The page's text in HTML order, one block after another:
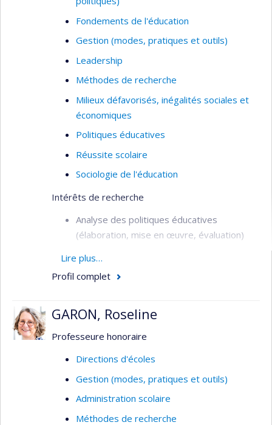
Fondements de l'éducation
Gestion (modes, pratiques et outils)
Leadership
Méthodes de recherche
Milieux défavorisés, inégalités sociales et
économiques
Politiques éducatives
Réussite scolaire
Sociologie de l'éducation
Intérêts de recherche
Analyse des politiques éducatives
(élaboration, mise en œuvre, évaluation)
Pouvoir et enjeux politiques de l’éducation
Inégalités sociales et inégalités scolaires
Gestion du changement
Méthodes de recherche
Lire plus…
Profil complet
GARON, Roseline
Professeure honoraire
Directions d'écoles
Gestion (modes, pratiques et outils)
Administration scolaire
Méthodes de recherche